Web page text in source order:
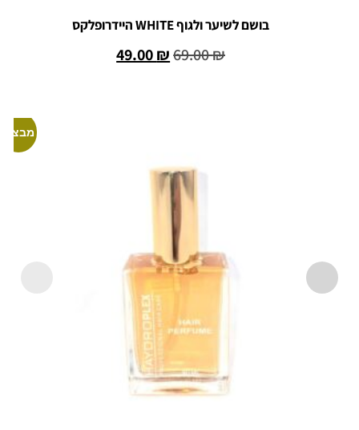
בושם לשיער ולגוף WHITE היידרופלקס
69.00₪
49.00₪
מבצע!